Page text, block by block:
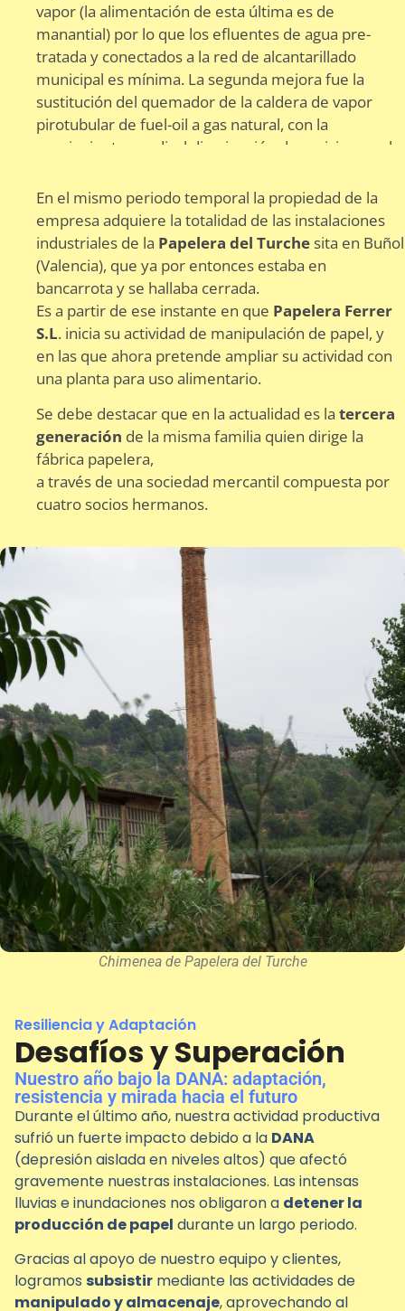
vapor (la alimentación de esta última es de
manantial) por lo que los efluentes de agua pre-
tratada y conectados a la red de alcantarillado
municipal es mínima. La segunda mejora fue la
sustitución del quemador de la caldera de vapor
pirotubular de fuel-oil a gas natural, con la
consiguiente y radical disminución de emisiones a la
Fábrica de papel- S.XIX
En el mismo periodo temporal la propiedad de la
empresa adquiere la totalidad de las instalaciones
industriales de la Papelera del Turche sita en Buñol
(Valencia), que ya por entonces estaba en
bancarrota y se hallaba cerrada.
Es a partir de ese instante en que Papelera Ferrer
S.L. inicia su actividad de manipulación de papel, y
en las que ahora pretende ampliar su actividad con
una planta para uso alimentario.
Se debe destacar que en la actualidad es la tercera
generación de la misma familia quien dirige la
fábrica papelera,
a través de una sociedad mercantil compuesta por
cuatro socios hermanos.
Chimenea de Papelera del Turche
Resiliencia y Adaptación
Desafíos y Superación
Nuestro año bajo la DANA: adaptación,
resistencia y mirada hacia el futuro
Durante el último año, nuestra actividad productiva
sufrió un fuerte impacto debido a la DANA
(depresión aislada en niveles altos) que afectó
gravemente nuestras instalaciones. Las intensas
lluvias e inundaciones nos obligaron a detener la
producción de papel durante un largo periodo.
Gracias al apoyo de nuestro equipo y clientes,
logramos subsistir mediante las actividades de
manipulado y almacenaje, aprovechando al